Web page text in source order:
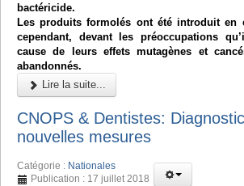
bactéricide.
Les produits formolés ont été introduit en
cependant, devant les préoccupations
cause de leurs effets mutagènes et
abandonnés.
Lire la suite...
CNOPS & Dentistes:
nouvelles mesures
Catégorie : Nationales
Publication : 17 juillet 2018